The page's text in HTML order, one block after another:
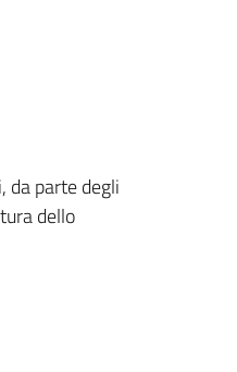
da parte degli
dello